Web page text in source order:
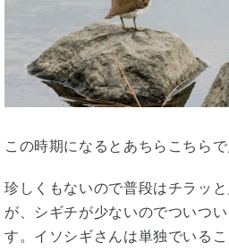
この時期になるとあちらこちら
珍しくもないので普段はチラッ
が、シギチが少ないのでついつ
す。イソシギさんは単独でいる